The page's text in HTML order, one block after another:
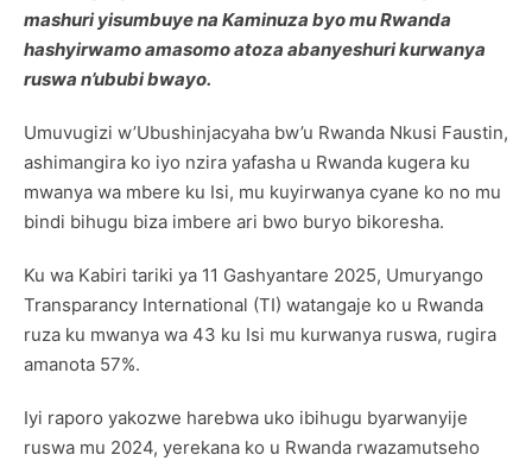
mashuri yisumbuye na Kaminuza byo mu Rwanda
hashyirwamo amasomo atoza abanyeshuri kurwanya
ruswa n’ububi bwayo.
Umuvugizi w’Ubushinjacyaha bw’u Rwanda Nkusi Faustin,
ashimangira ko iyo nzira yafasha u Rwanda kugera ku
mwanya wa mbere ku Isi, mu kuyirwanya cyane ko no mu
bindi bihugu biza imbere ari bwo buryo bikoresha.
Ku wa Kabiri tariki ya 11 Gashyantare 2025, Umuryango
Transparancy International (TI) watangaje ko u Rwanda
ruza ku mwanya wa 43 ku Isi mu kurwanya ruswa, rugira
amanota 57%.
Iyi raporo yakozwe harebwa uko ibihugu byarwanyije
ruswa mu 2024, yerekana ko u Rwanda rwazamutseho